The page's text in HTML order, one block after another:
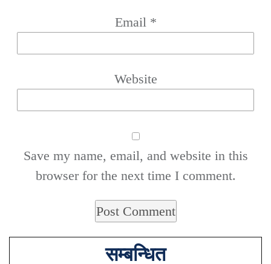
Email *
Website
Save my name, email, and website in this
browser for the next time I comment.
सम्बन्धित